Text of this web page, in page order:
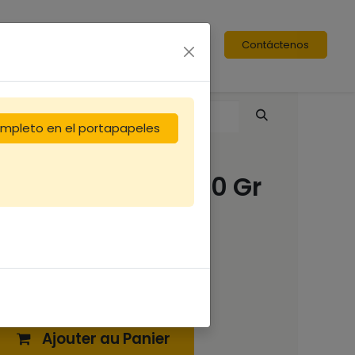
Contáctenos
Miel d'Oranger 450 Gr
Ajouter au Panier
en el portapapeles